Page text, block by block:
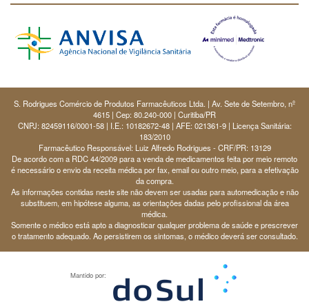
S. Rodrigues Comércio de Produtos Farmacêuticos Ltda. | Av. Sete de Setembro, nº
4615 | Cep: 80.240-000 | Curitiba/PR
CNPJ: 82459116/0001-58 | I.E.: 10182672-48 | AFE: 021361-9 | Licença Sanitária:
183/2010
Farmacêutico Responsável: Luiz Alfredo Rodrigues - CRF/PR: 13129
De acordo com a RDC 44/2009 para a venda de medicamentos feita por meio remoto
é necessário o envio da receita médica por fax, email ou outro meio, para a efetivação
da compra.
As informações contidas neste site não devem ser usadas para automedicação e não
substituem, em hipótese alguma, as orientações dadas pelo profissional da área
médica.
Somente o médico está apto a diagnosticar qualquer problema de saúde e prescrever
o tratamento adequado. Ao persistirem os sintomas, o médico deverá ser consultado.
Mantido por: